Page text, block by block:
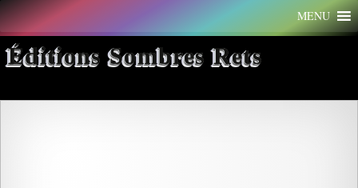
Aller
au
contenu
MENU
Éditions Sombres Rets